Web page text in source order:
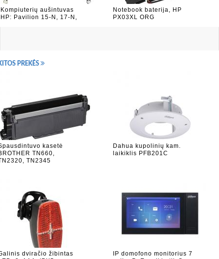
Kompiuterių aušintuvas
HP: Pavilion 15-N, 17-N,
Notebook baterija, HP
PX03XL ORG
PREKĖS
kasetė
TN660,
TN2345
Dahua kupolinių kam.
laikiklis PFB201C
dviračio žibintas
IP domofono monitorius 7